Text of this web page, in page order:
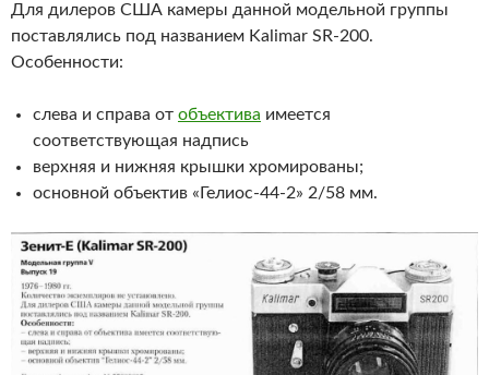
Для дилеров США камеры данной модельной группы
поставлялись под названием Kalimar SR-200.
Особенности:
слева и справа от объектива имеется
соответствующая надпись
верхняя и нижняя крышки хромированы;
основной объектив «Гелиос-44-2» 2/58 мм.